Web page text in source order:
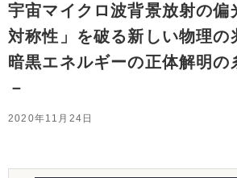
宇宙マイクロ波背景放射の偏
対称性」を破る新しい物理の
暗黒エネルギーの正体解明の
－
2020年11月24日